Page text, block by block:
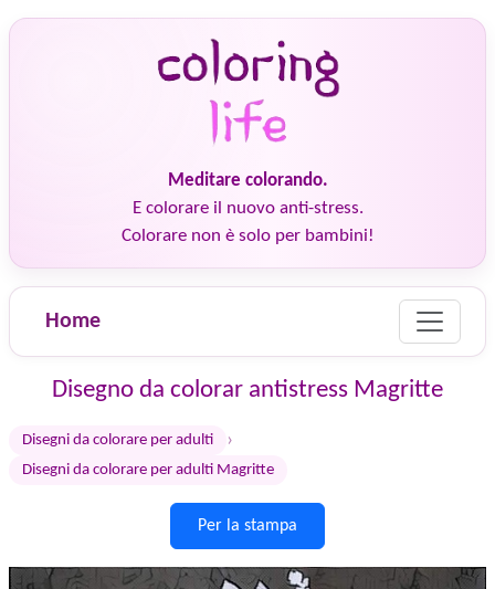
Meditare colorando.
E colorare il nuovo anti-stress.
Colorare non è solo per bambini!
Home
Disegno da colorar antistress Magritte
Disegni da colorare per adulti ›
Disegni da colorare per adulti Magritte
Per la stampa